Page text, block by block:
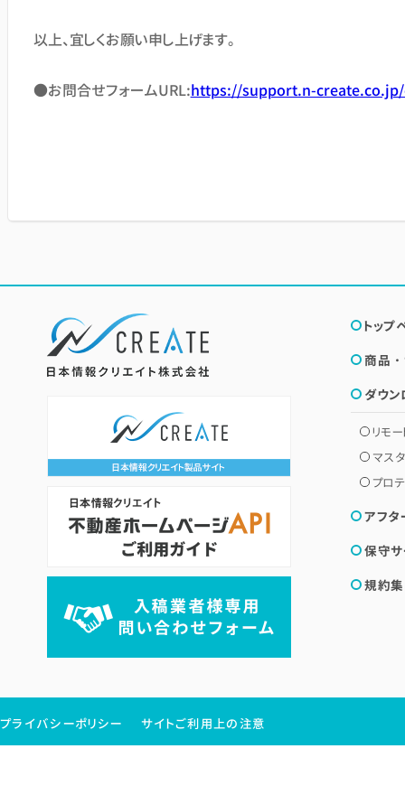
以上、宜しくお願い申し上げます。
●お問合せフォームURL:https://support.n-
トップ
商品
ダウン
リモ
マス
プロ
アフタ
保守サ
規約集
プライバシーポリシー サイトご利用上の注意